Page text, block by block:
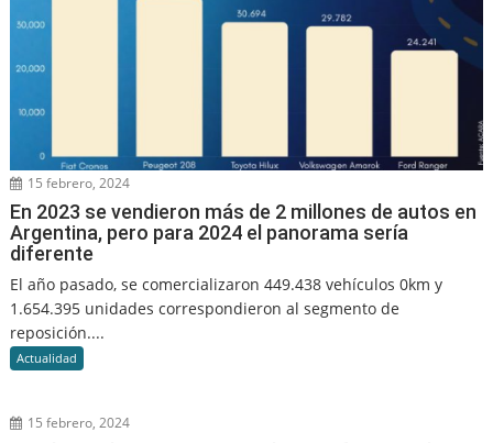
15 febrero, 2024
En 2023 se vendieron más de 2 millones de autos en
Argentina, pero para 2024 el panorama sería
diferente
El año pasado, se comercializaron 449.438 vehículos 0km y
1.654.395 unidades correspondieron al segmento de
reposición....
Actualidad
15 febrero, 2024